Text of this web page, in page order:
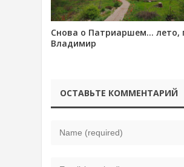
Снова о Патриаршем… лето,
Владимир
ОСТАВЬТЕ КОММЕНТАРИЙ